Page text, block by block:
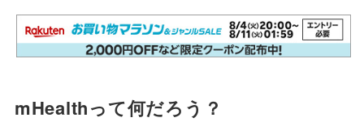
mHealthって何だろう？